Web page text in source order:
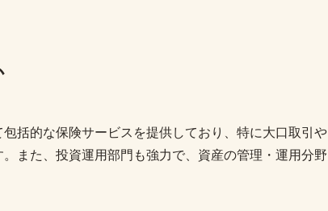
括的な保険サービスを提供しており、特に大口取引や
また、投資運用部門も強力で、資産の管理・運用分野